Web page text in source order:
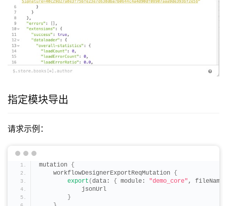
指定模块导出
请求示例：
mutation {
    workflowDesignerExportReqMutation
{
export (data: { module: "demo_core" ,
            jsonUrl
}